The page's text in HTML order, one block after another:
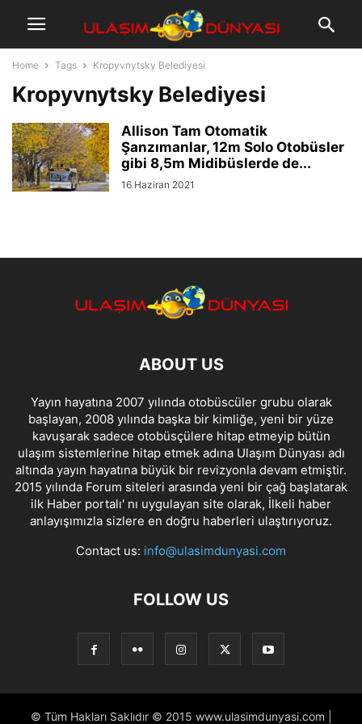
Home Tags Kropyvnytsky Belediyesi
Kropyvnytsky Belediyesi
Allison Tam Otomatik
Şanzımanlar, 12m Solo Otobüsler
gibi 8,5m Midibüslerde de...
16 Haziran 2021
ABOUT US
Yayın hayatına 2007 yılında otobüscüler grubu olarak
başlayan, 2008 yılında başka bir kimliğe, yeni bir yüze
kavuşarak sadece otobüsçülere hitap etmeyip bütün
ulaşım sistemlerine hitap etmek adına Ulaşım Dünyası adı
altında yayın hayatına büyük bir revizyonla devam etmiştir.
2015 yılında Forum siteleri arasında yeni bir çağ başlatarak
ilk Haber portalı' nı uygulayan site olarak, İlkeli haber
anlayışımızla sizlere en doğru haberleri ulaştırıyoruz.
Contact us: info@ulasimdunyasi.com
FOLLOW US
© Tüm Hakları Saklıdır © 2015 www.ulasimdunyasi.com |